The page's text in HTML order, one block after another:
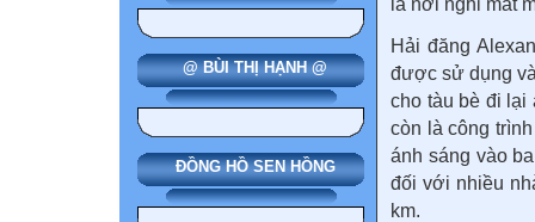
@ BÙI THỊ HẠNH @
ĐỒNG HỒ SEN HỒNG
là nơi nghỉ mát
Hải đăng
được sử dụng
cho tàu bè đi lại
còn là công
ánh sáng vào
đối với nhiều
km.